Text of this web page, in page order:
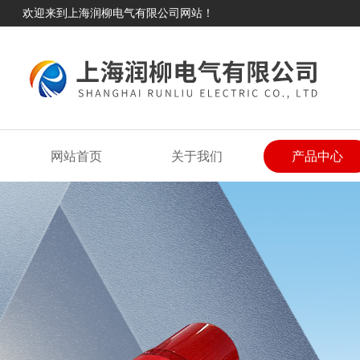
欢迎来到上海润柳电气有限公司网站！
网站首页 关于我们 产品中心